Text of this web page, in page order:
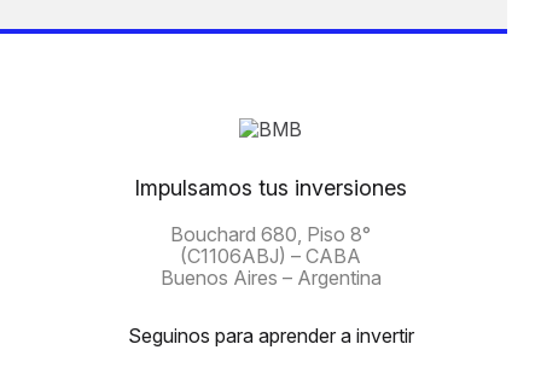
Impulsamos tus inversiones
Bouchard 680, Piso 8°
(C1106ABJ) – CABA
Buenos Aires – Argentina
Seguinos para aprender a invertir